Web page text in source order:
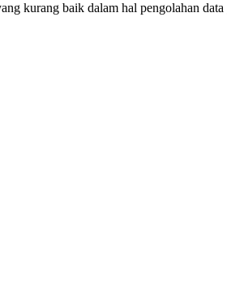
kurang baik dalam hal pengolahan data